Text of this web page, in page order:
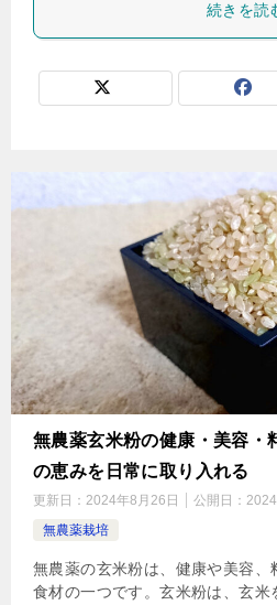
続きを読
無農薬玄米粉の健康・美容・
の恵みを日常に取り入れる
更新日： 2024年8月26日 公開日：
無農薬栽培
無農薬の玄米粉は、健康や美容、
食材の一つです。玄米粉は、玄米